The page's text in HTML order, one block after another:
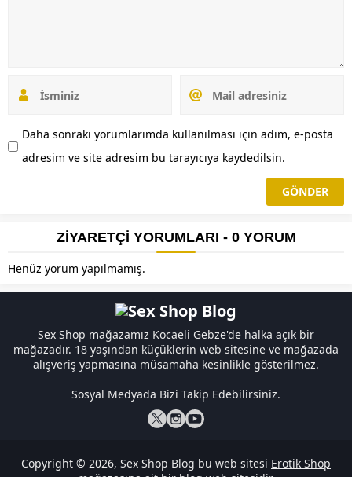
Daha sonraki yorumlarımda kullanılması için adım, e-posta
adresim ve site adresim bu tarayıcıya kaydedilsin.
ZİYARETÇİ YORUMLARI - 0 YORUM
Henüz yorum yapılmamış.
Sex Shop mağazamız Kocaeli Gebze'de halka açık bir
mağazadır. 18 yaşından küçüklerin web sitesine ve mağazada
alışveriş yapmasına müsamaha kesinlikle gösterilmez.
Sosyal Medyada Bizi Takip Edebilirsiniz.
Copyright © 2026, Sex Shop Blog bu web sitesi Erotik Shop